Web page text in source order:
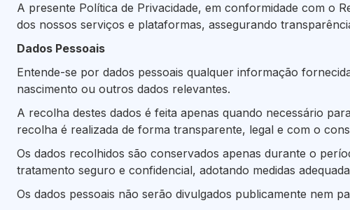
A presente Política de Privacidade, em conformidade com o
dos nossos serviços e plataformas, assegurando
Dados Pessoais
Entende-se por dados pessoais qualquer informação
nascimento ou outros dados relevantes.
A recolha destes dados é feita apenas quando necessário
recolha é realizada de forma transparente, legal e com o
Os dados recolhidos são conservados apenas durante o
tratamento seguro e confidencial, adotando medidas
Os dados pessoais não serão divulgados publicamente nem